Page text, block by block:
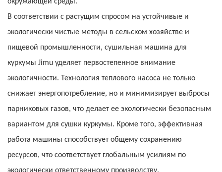
В соответствии с растущим спросом на устойчивые и
экологически чистые методы в сельском хозяйстве и
пищевой промышленности, сушильная машина для
куркумы Jimu уделяет первостепенное внимание
экологичности. Технология теплового насоса не только
снижает энергопотребление, но и минимизирует выбросы
парниковых газов, что делает ее экологически безопасным
вариантом для сушки куркумы. Кроме того, эффективная
работа машины способствует общему сохранению
ресурсов, что соответствует глобальным усилиям по